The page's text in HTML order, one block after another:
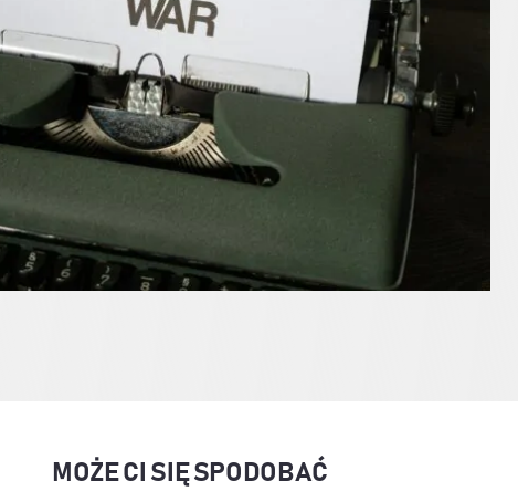
MOŻE CI SIĘ SPODOBAĆ